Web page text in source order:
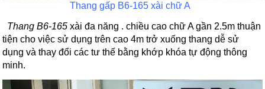
Thang gấp B6-165 xài chữ A
Thang B6-165 xài đa năng . chiều cao chữ A gần 2.5m thuận
tiện cho việc sử dụng trên cao 4m trở xuống thang dễ sử
dụng và thay đổi các tư thế bằng khớp khóa tự động thông
minh.